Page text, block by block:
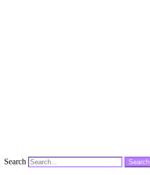
Search Search